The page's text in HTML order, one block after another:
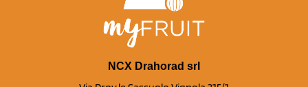
NCX Drahorad srl